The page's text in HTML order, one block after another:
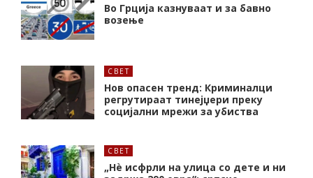
Во Грција казнуваат и за бавно
возење
СВЕТ
Нов опасен тренд: Криминалци
регрутираат тинејџери преку
социјални мрежи за убиства
СВЕТ
„Нѐ исфрли на улица со дете и ни